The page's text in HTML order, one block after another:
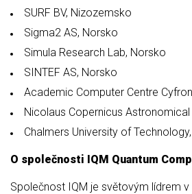
SURF BV, Nizozemsko
Sigma2 AS, Norsko
Simula Research Lab, Norsko
SINTEF AS, Norsko
Academic Computer Centre
Nicolaus Copernicus Astronomical
Chalmers University of
O společnosti IQM Quantum
Společnost IQM je světovým lídrem v